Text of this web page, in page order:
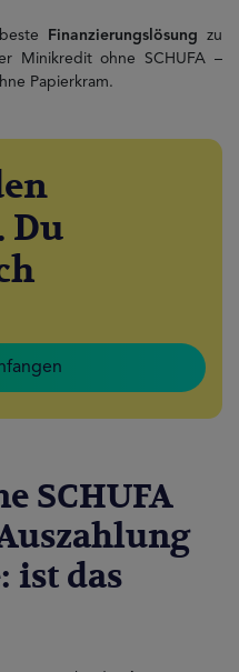
Finanzierungslösung zu
Minikredit ohne SCHUFA –
Papierkram.
Du
SCHUFA
ist das